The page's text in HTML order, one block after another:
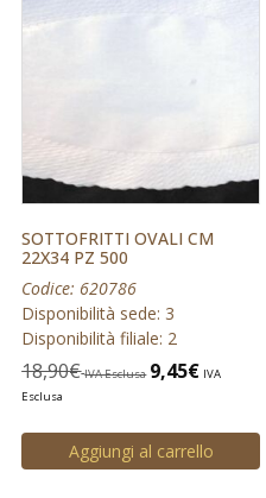
SOTTOFRITTI OVALI CM
22X34 PZ 500
Codice: 620786
Disponibilità sede: 3
Disponibilità filiale: 2
18,90€ IVA Esclusa 9,45€ IVA
Esclusa
Aggiungi al carrello